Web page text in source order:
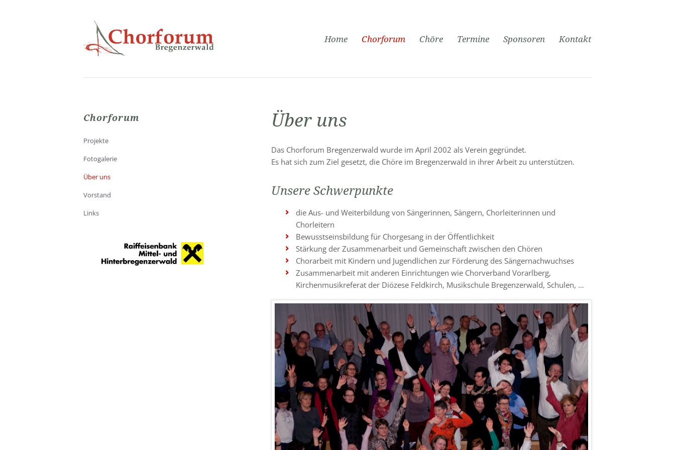
Navigation
Home Chorforum Chöre Termine Sponsoren Kontakt
Über uns
Das Chorforum Bregenzerwald wurde im April 2002 als Verein gegründet.
Es hat sich zum Ziel gesetzt, die Chöre im Bregenzerwald in ihrer Arbeit zu unterstützen.
Unsere Schwerpunkte
die Aus- und Weiterbildung von Sängerinnen, Sängern, Chorleiterinnen und
Chorleitern
Bewusstseinsbildung für Chorgesang in der Öffentlichkeit
Stärkung der Zusammenarbeit und Gemeinschaft zwischen den Chören
Chorarbeit mit Kindern und Jugendlichen zur Förderung des Sängernachwuchses
Zusammenarbeit mit anderen Einrichtungen wie Chorverband Vorarlberg,
Kirchenmusikreferat der Diözese Feldkirch, Musikschule Bregenzerwald, Schulen, …
Navigation
Chorforum
Projekte
Fotogalerie
Über uns
Vorstand
Links